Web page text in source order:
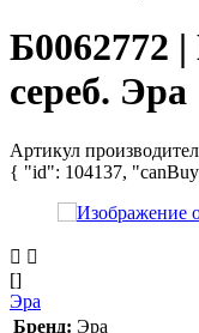
Б0062772
сереб. Эра
Артикул
{ "id": 104137,
[]
Эра
Бренд: Эра